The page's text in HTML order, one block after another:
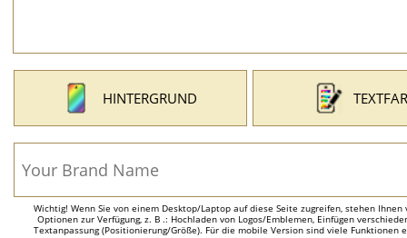
HINTERGRUND
Wichtig! Wenn Sie von einem Desktop/Laptop auf diese Seite zugreifen, stehen Ihnen
Optionen zur Verfügung, z. B .: Hochladen von Logos/Emblemen, Einfügen
Textanpassung (Positionierung/Größe). Für die mobile Version sind viele Funktionen